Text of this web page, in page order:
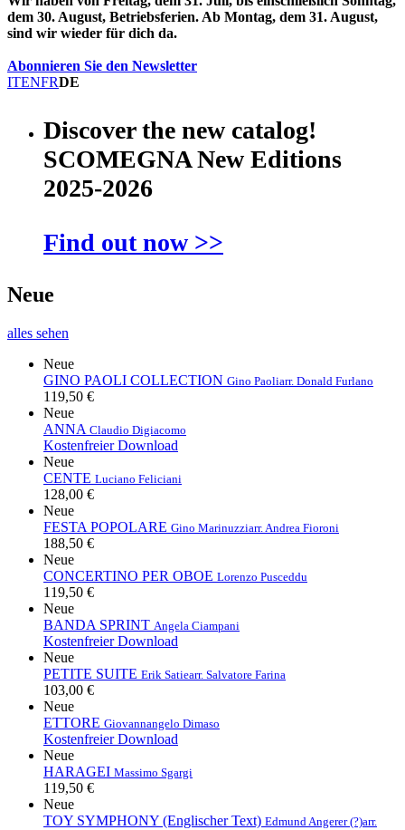
dem 30. August, Betriebsferien. Ab Montag, dem 31. August,
sind wir wieder für dich da.
Abonnieren Sie den Newsletter
ITENFRDE
Discover the new catalog!
SCOMEGNA New Editions
2025-2026
Find out now >>
Neue
alles sehen
Neue
GINO PAOLI COLLECTION Gino Paoliarr. Donald Furlano
119,50 €
Neue
ANNA Claudio Digiacomo
Kostenfreier Download
Neue
CENTE Luciano Feliciani
128,00 €
Neue
FESTA POPOLARE Gino Marinuzziarr. Andrea Fioroni
188,50 €
Neue
CONCERTINO PER OBOE Lorenzo Pusceddu
119,50 €
Neue
BANDA SPRINT Angela Ciampani
Kostenfreier Download
Neue
PETITE SUITE Erik Satiearr. Salvatore Farina
103,00 €
Neue
ETTORE Giovannangelo Dimaso
Kostenfreier Download
Neue
HARAGEI Massimo Sgargi
119,50 €
Neue
TOY SYMPHONY (Englischer Text) Edmund Angerer (?)arr.